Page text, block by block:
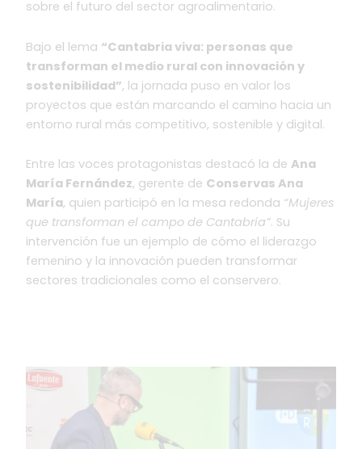
sobre el futuro del sector agroalimentario.
Bajo el lema “Cantabria viva: personas que
transforman el medio rural con innovación y
sostenibilidad”, la jornada puso en valor los
proyectos que están marcando el camino hacia un
entorno rural más competitivo, sostenible y digital.
Entre las voces protagonistas destacó la deAna
María Fernández, gerente de Conservas Ana
María, quien participó en la mesa redonda “Mujeres
que transforman el campo de Cantabria”. Su
intervención fue un ejemplo de cómo el liderazgo
femenino y la innovación pueden transformar
sectores tradicionales como el conservero.